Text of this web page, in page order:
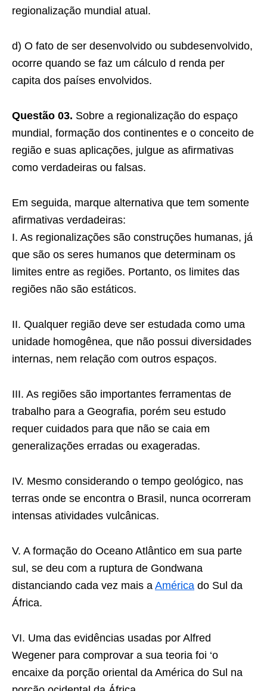
regionalização mundial atual.
d) O fato de ser desenvolvido ou subdesenvolvido,
ocorre quando se faz um cálculo d renda per
capita dos países envolvidos.
Questão 03. Sobre a regionalização do espaço
mundial, formação dos continentes e o conceito de
região e suas aplicações, julgue as afirmativas
como verdadeiras ou falsas.
Em seguida, marque alternativa que tem somente
afirmativas verdadeiras:
I. As regionalizações são construções humanas, já
que são os seres humanos que determinam os
limites entre as regiões. Portanto, os limites das
regiões não são estáticos.
II. Qualquer região deve ser estudada como uma
unidade homogênea, que não possui diversidades
internas, nem relação com outros espaços.
III. As regiões são importantes ferramentas de
trabalho para a Geografia, porém seu estudo
requer cuidados para que não se caia em
generalizações erradas ou exageradas.
IV. Mesmo considerando o tempo geológico, nas
terras onde se encontra o Brasil, nunca ocorreram
intensas atividades vulcânicas.
V. A formação do Oceano Atlântico em sua parte
sul, se deu com a ruptura de Gondwana
distanciando cada vez mais a América do Sul da
África.
VI. Uma das evidências usadas por Alfred
Wegener para comprovar a sua teoria foi ‘o
encaixe da porção oriental da América do Sul na